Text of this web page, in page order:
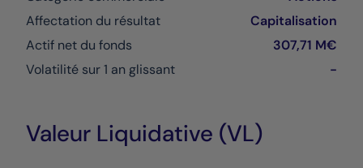
Affectation du résultat
Capitalisation
Actif net du fonds
307,71 M€
Volatilité sur 1 an glissant
-
Valeur Liquidative (VL)